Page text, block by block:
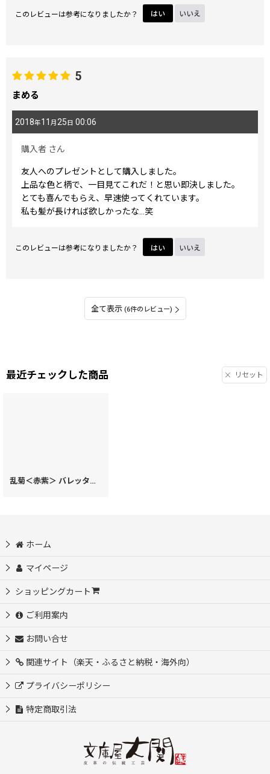
このレビューは参考になりましたか？ はい いいえ
5
まめる
2018年11 月 25 日 00:06
購入者 さん
友人へのプレゼントとして購入しました。
上品な色と柄で、一目見てこれだ！と思い即決しました。
とても喜んでもらえ、早速使ってくれています。
私も髪が長ければ欲しかったな…笑
このレビューは参考になりましたか？ はい いいえ
全て表示 (6件のレビュー)
最近チェックした商品 リセット
乱菊＜赤紫＞ バレッタ［t］
ホーム
マイページ
ショッピングカート
ご利用案内
お問い合せ
関連サイト（楽天・ふるさと納税・海外向）
プライバシーポリシー
特定商取引法